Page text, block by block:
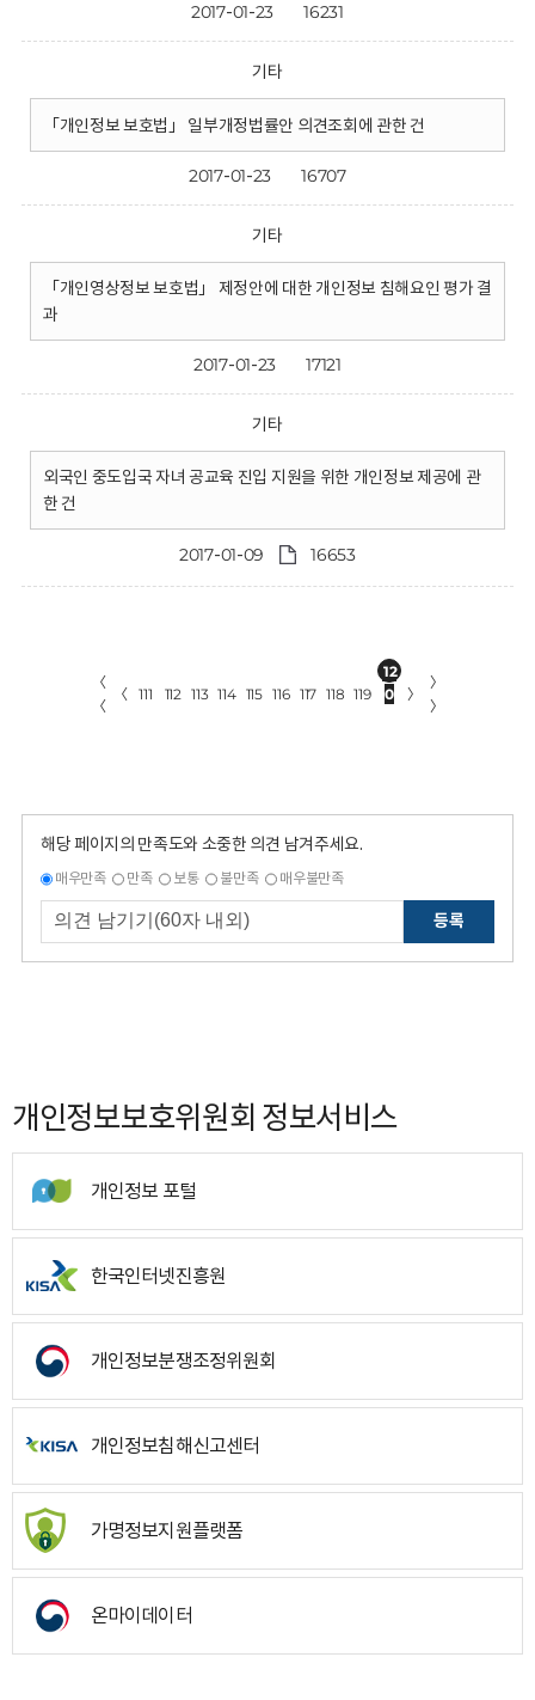
2017-01-23 16231
기타
「개인정보 보호법」 일부개정법률안 의견조회에 관한 건
2017-01-23 16707
기타
「개인영상정보 보호법」 제정안에 대한 개인정보 침해요인 평가 결
과
2017-01-23 17121
기타
외국인 중도입국 자녀 공교육 진입 지원을 위한 개인정보 제공에 관
한 건
2017-01-09 16653
〈
〈
〈 111 112 113 114 115 116 117 118 119
12
0
〉
〉
〉
해당 페이지의 만족도와 소중한 의견 남겨주세요.
매우만족 만족 보통 불만족 매우불만족
등록
개인정보보호위원회 정보서비스
개인정보 포털
한국인터넷진흥원
개인정보분쟁조정위원회
개인정보침해신고센터
가명정보지원플랫폼
온마이데이터